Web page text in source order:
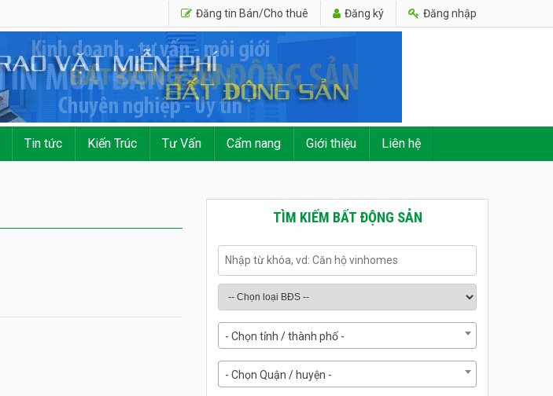
Đăng tin Bán/Cho thuê Đăng ký Đăng nhập
Tin tức Kiến Trúc Tư Vấn Cẩm nang Giới thiệu Liên hệ
TÌM KIẾM BẤT ĐỘNG SẢN
- Chọn tỉnh / thành phố -
- Chọn Quận / huyện -